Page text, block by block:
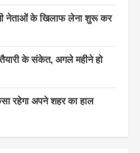
नेताओं के खिलाफ लेना शुरू कर
तैयारी के संकेत, अगले महीने हो
रहेगा अपने शहर का हाल